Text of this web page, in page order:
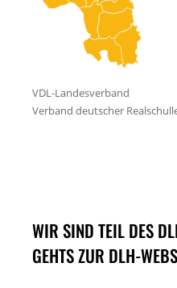
WIR SIND TEIL DES
GEHTS ZUR DLH-